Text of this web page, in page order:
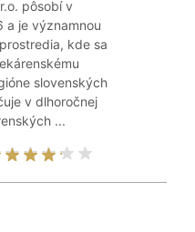
pôsobí v
a je významnou
kde sa
slovenských
v dlhoročnej
...